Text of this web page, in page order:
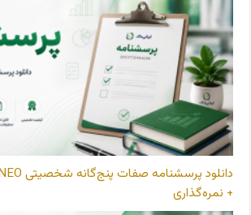
+ نمره‌گذاری